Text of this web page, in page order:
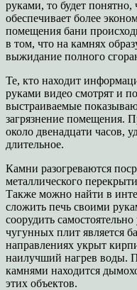
руками, то будет
обеспечивает более
помещения бани
в том, что на камнях
выжидание полного
Те, кто находит
руками видео смотрят и
выстраиваемые
загрязнение помещения.
около двенадцати часов,
длительное.
Камни разогреваются
металлического
Также можно найти в
сложить печь своими
соорудить
чугунных плит является
направлениях укрыт
наилучший нагрев воды.
камнями находится
этих объектов.